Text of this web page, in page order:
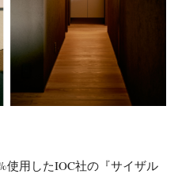
使用したIOC社の『サイザル